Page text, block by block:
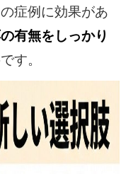
症例に効果があ
有無をしっかり
す。